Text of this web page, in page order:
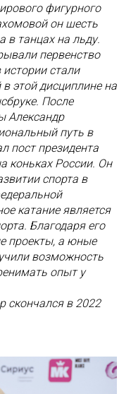
фигурного
он шесть
в танцах на льду.
первенство
стали
этой дисциплине на
После
Александр
путь в
пост президента
коньках России. Он
спорта в
катание является
Благодаря его
проекты, а юные
возможность
опыт у
скончался в 2022